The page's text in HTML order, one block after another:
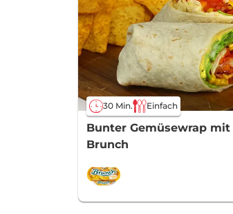
30 Min. Einfach
Bunter Gemüsewrap mit
Brunch